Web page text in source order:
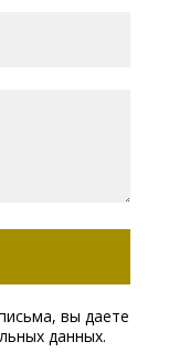
вы даете
данных.